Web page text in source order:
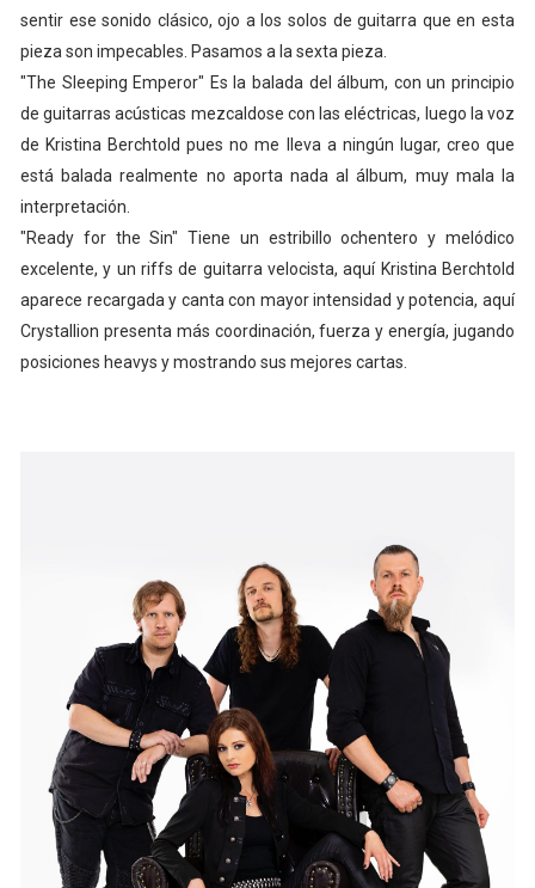
sentir ese sonido clásico, ojo a los solos de guitarra que en esta
pieza son impecables. Pasamos a la sexta pieza.
"The Sleeping Emperor" Es la balada del álbum, con un principio
de guitarras acústicas mezcaldose con las eléctricas, luego la voz
de Kristina Berchtold pues no me lleva a ningún lugar, creo que
está balada realmente no aporta nada al álbum, muy mala la
interpretación.
"Ready for the Sin" Tiene un estribillo ochentero y melódico
excelente, y un riffs de guitarra velocista, aquí Kristina Berchtold
aparece recargada y canta con mayor intensidad y potencia, aquí
Crystallion presenta más coordinación, fuerza y energía, jugando
posiciones heavys y mostrando sus mejores cartas.